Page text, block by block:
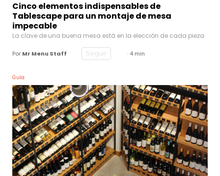
Cinco elementos indispensables de
Tablescape para un montaje de mesa
impecable
La clave de una buena mesa está en la elección de cada pieza
Por Mr Menu Staff Seguir · 4 min
Guía